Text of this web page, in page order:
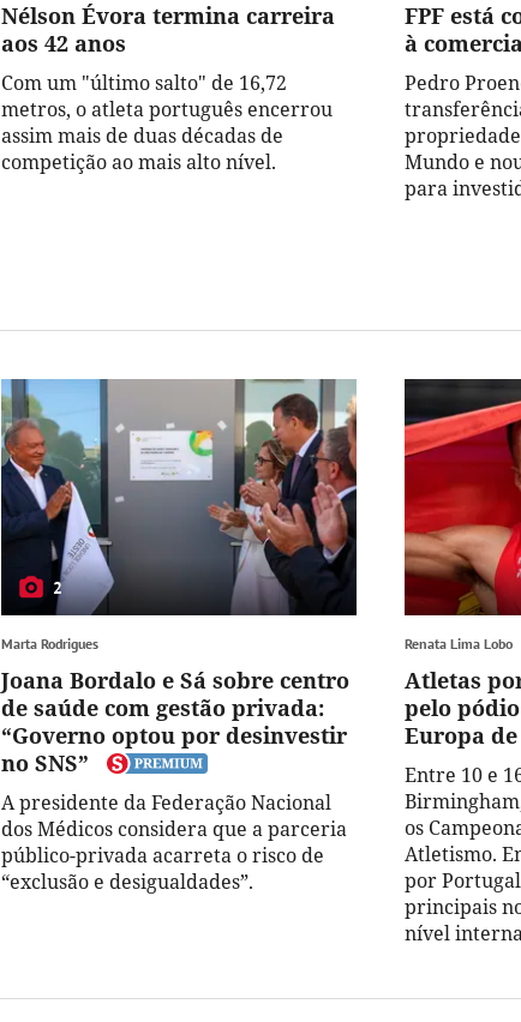
Nélson Évora termina carreira
aos 42 anos
Com um "último salto" de 16,72
metros, o atleta português encerrou
assim mais de duas décadas de
competição ao mais alto nível.
FPF está
à
Pedro
Mundo e
para
2
Marta Rodrigues
Joana Bordalo e Sá sobre centro
de saúde com gestão privada:
“Governo optou por desinvestir
no SNS”
A presidente da Federação Nacional
dos Médicos considera que a parceria
público-privada acarreta o risco de
“exclusão e desigualdades”.
Renata Lima Lobo
Atletas
pelo
Europa
Entre 10 e
os
Atletismo.
por
principais
nível